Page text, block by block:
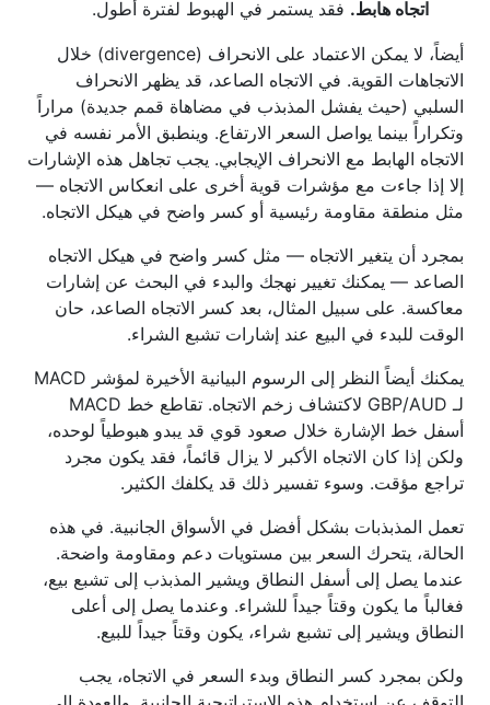
اتجاه هابط. فقد يستمر في الهبوط لفترة أطول.
أيضاً، لا يمكن الاعتماد على الانحراف (divergence) خلال
الاتجاهات القوية. في الاتجاه الصاعد، قد يظهر الانحراف
السلبي (حيث يفشل المذبذب في مضاهاة قمم جديدة) مراراً
وتكراراً بينما يواصل السعر الارتفاع. وينطبق الأمر نفسه في
الاتجاه الهابط مع الانحراف الإيجابي. يجب تجاهل هذه الإشارات
إلا إذا جاءت مع مؤشرات قوية أخرى على انعكاس الاتجاه —
مثل منطقة مقاومة رئيسية أو كسر واضح في هيكل الاتجاه.
بمجرد أن يتغير الاتجاه — مثل كسر واضح في هيكل الاتجاه
الصاعد — يمكنك تغيير نهجك والبدء في البحث عن إشارات
معاكسة. على سبيل المثال، بعد كسر الاتجاه الصاعد، حان
الوقت للبدء في البيع عند إشارات تشبع الشراء.
يمكنك أيضاً النظر إلى الرسوم البيانية الأخيرة لمؤشر MACD
لـ GBP/AUD لاكتشاف زخم الاتجاه. تقاطع خط MACD
أسفل خط الإشارة خلال صعود قوي قد يبدو هبوطياً لوحده،
ولكن إذا كان الاتجاه الأكبر لا يزال قائماً، فقد يكون مجرد
تراجع مؤقت. وسوء تفسير ذلك قد يكلفك الكثير.
تعمل المذبذبات بشكل أفضل في الأسواق الجانبية. في هذه
الحالة، يتحرك السعر بين مستويات دعم ومقاومة واضحة.
عندما يصل إلى أسفل النطاق ويشير المذبذب إلى تشبع بيع،
فغالباً ما يكون وقتاً جيداً للشراء. وعندما يصل إلى أعلى
النطاق ويشير إلى تشبع شراء، يكون وقتاً جيداً للبيع.
ولكن بمجرد كسر النطاق وبدء السعر في الاتجاه، يجب